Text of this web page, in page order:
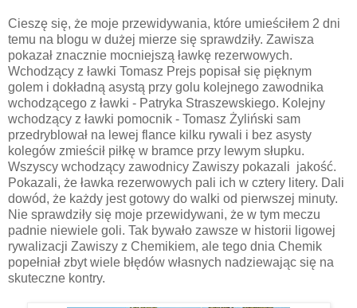
Cieszę się, że moje przewidywania, które umieściłem 2 dni
temu na blogu w dużej mierze się sprawdziły. Zawisza
pokazał znacznie mocniejszą ławkę rezerwowych.
Wchodzący z ławki Tomasz Prejs popisał się pięknym
golem i dokładną asystą przy golu kolejnego zawodnika
wchodzącego z ławki - Patryka Straszewskiego. Kolejny
wchodzący z ławki pomocnik - Tomasz Żyliński sam
przedryblował na lewej flance kilku rywali i bez asysty
kolegów zmieścił piłkę w bramce przy lewym słupku.
Wszyscy wchodzący zawodnicy Zawiszy pokazali jakość.
Pokazali, że ławka rezerwowych pali ich w cztery litery. Dali
dowód, że każdy jest gotowy do walki od pierwszej minuty.
Nie sprawdziły się moje przewidywani, że w tym meczu
padnie niewiele goli. Tak bywało zawsze w historii ligowej
rywalizacji Zawiszy z Chemikiem, ale tego dnia Chemik
popełniał zbyt wiele błędów własnych nadziewając się na
skuteczne kontry.